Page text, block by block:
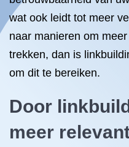
wat ook leidt tot meer
naar manieren om
trekken, dan is
om dit te bereiken.
Door
meer